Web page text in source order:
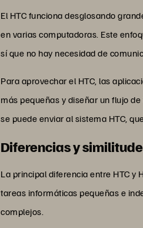
El HTC funciona desglosando
en varias computadoras. Este
sí que no hay necesidad de
Para aprovechar el HTC, las
más pequeñas y diseñar un flujo
se puede enviar al sistema HTC,
Diferencias y
La principal diferencia entre HTC y
tareas informáticas pequeñas e
complejos.